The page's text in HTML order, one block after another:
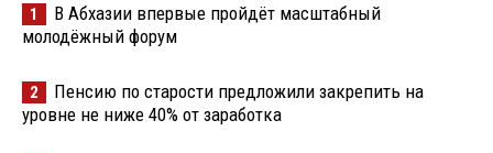
1
В Абхазии впервые пройдёт масштабный
молодёжный форум
2
Пенсию по старости предложили закрепить на
уровне не ниже 40% от заработка